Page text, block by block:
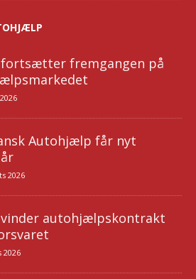
fremgangen på
Autohjælp får nyt
2026
autohjælpskontrakt
2026